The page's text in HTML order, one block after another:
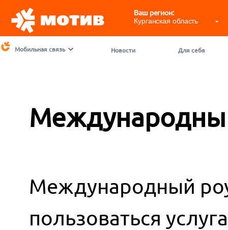
Ваш регион:
Курганская область
Мобильная связь Новости Для себя
Международный
пользоваться